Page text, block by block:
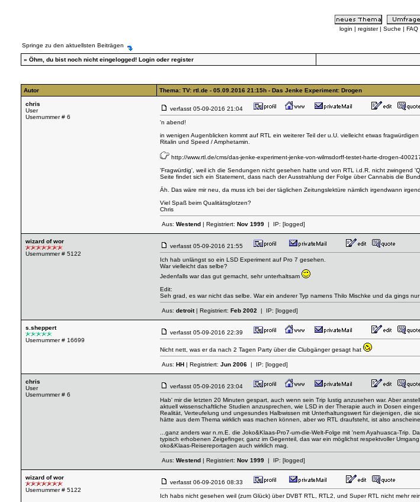
login | register | Suche | FAQ
Springe zu den aktuellsten Beiträgen
» Öhm, du bist noch nicht eingelogged! Login oder register
Autor Thema: TV: rtl.de - 05.09.2016 21:15h - Das Jenke Experiment: Drogen
chris
User
Usernummer # 6
verfasst 05-09-2016 21:04
'n abend!
in wenigen Augenblicken kommt auf RTL ein weiterer Teil der u.U. vielleicht etwas
Ritalin und Speed / Amphetamin.
http://www.rtl.de/cms/das-jenke-experiment-jenke-von-wilmsdorff-testet-harte-drogen-
'Fragwürdig', weil ich die Sendungen nicht gesehen hatte und von RTL i.d.R. nicht zwingend
Seite findet sich ein Statement, dass nach der Ausstrahlung der Folge über Cannabis die
Äh. Das wäre mir neu, da muss ich bei der täglichen Zeitungslektüre nämlich irgendwann
Viel Spaß beim Qualitätsglotzen?
Chris
Aus: Westend | Registriert: Nov 1999 | IP: [logged]
wizard of wor
Usernummer # 5122
verfasst 05-09-2016 21:55
Ich hab unlängst so ein LSD Experiment auf Pro 7 gesehen.
War vielleicht das selbe?
Jedenfalls war das gut gemacht, sehr unterhaltsam
Edit:
Seh grad, es war nicht das selbe. War ein anderer Typ namens Thilo Mischke und da gings
Aus: detroit| Registriert: Feb 2002 | IP: [logged]
s.sheppert
Usernummer # 16699
verfasst 05-09-2016 22:39
Nicht nett, was er da nach 2 Tagen Party über die Clubgänger gesagt hat
Aus: HH | Registriert: Jun 2006 | IP: [logged]
chris
User
Usernummer # 6
verfasst 05-09-2016 23:04
Hab' mir die letzten 20 Minuten gespart, auch wenn sein Trip lustig anzusehen war. Aber
aktuell wissenschaftliche Studien anzusprechen, wie LSD in der Therapie auch in Dosen
Realität, Verteufelung und ungesundes Halbwissen mit Unterhaltungswert für diejenigen,
hätte aus dem Thema wirklich was machen können, aber wo RTL draufsteht, ist also
...ganz anders war n.m.E. die Joko&Klaas-Pro7-um-die-Welt-Folge mit 'nem Ayahuasca-
typisch erhobenen Zeigefinger, ganz im Gegenteil, das war ein möglichst respektvoller
oko&Klaas-Reisereportagen auch wirklich mag.
Aus: Westend | Registriert: Nov 1999 | IP: [logged]
wizard of wor
Usernummer # 5122
verfasst 06-09-2016 08:33
Ich habs nicht gesehen weil (zum Glück) über DVBT RTL, RTL2, und Super RTL nicht mehr